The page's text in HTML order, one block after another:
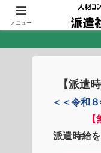
ホーム
【派遣
＜＜令和
派遣時給
メニュー